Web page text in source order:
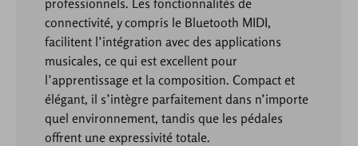
professionnels. Les fonctionnalités de
connectivité, y compris le Bluetooth MIDI,
facilitent l’intégration avec des applications
musicales, ce qui est excellent pour
l’apprentissage et la composition. Compact et
élégant, il s’intègre parfaitement dans n’importe
quel environnement, tandis que les pédales
offrent une expressivité totale.